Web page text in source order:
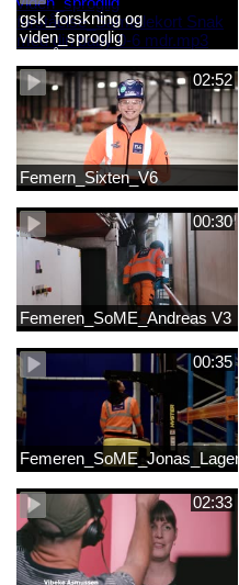
gsk_forskning og
viden_sproglig
forståelse_Samtalekort Snak
med din baby 0-6 mdr.mp302:52
Femern_Sixten_V6
00:30
Femeren_SoME_Andreas V3
00:35
Femeren_SoME_Jonas_Lager
02:33